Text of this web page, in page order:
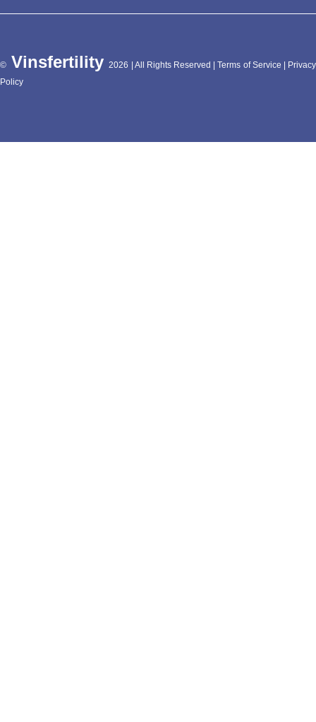
© Vinsfertility 2026 | All Rights Reserved |Terms of Service | Privacy
Policy